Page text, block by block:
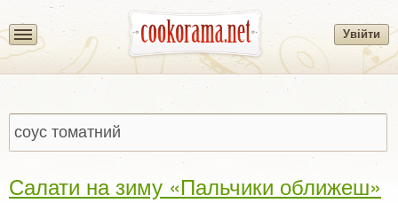
Увійти
Салати на зиму «Пальчики оближеш»